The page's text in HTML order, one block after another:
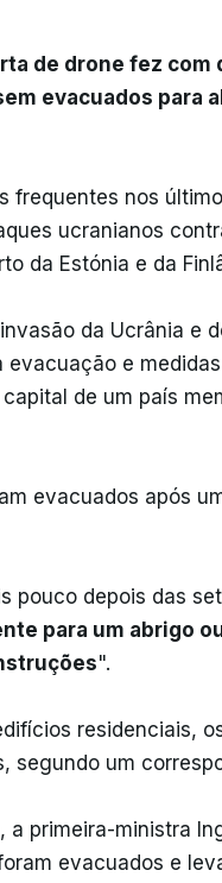
de drone fez
evacuados para
frequentes nos
ucranianos
da Estónia e da
da Ucrânia e
e
de um país
evacuados após
pouco depois das
para um abrigo
".
residenciais,
segundo um
a primeira-ministra
evacuados e